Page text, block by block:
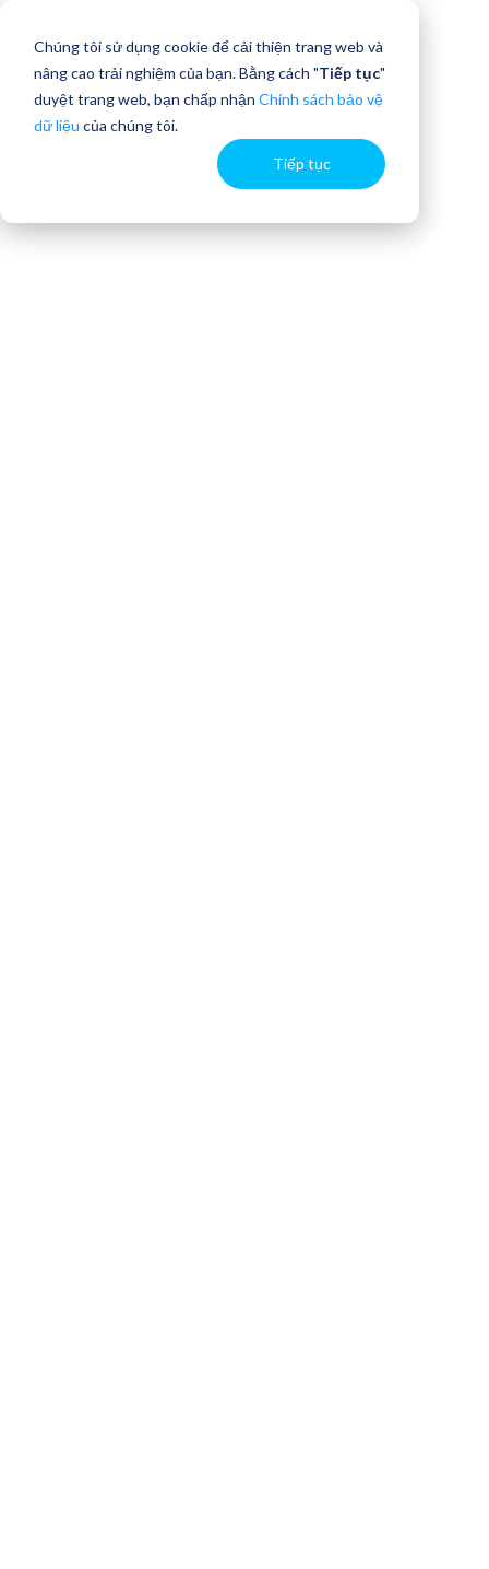
Chúng tôi sử dụng cookie để cải thiện trang web và
nâng cao trải nghiệm của bạn. Bằng cách "Tiếp tục"
duyệt trang web, bạn chấp nhận Chính sách bảo vệ
dữ liệu của chúng tôi.
Tiếp tục